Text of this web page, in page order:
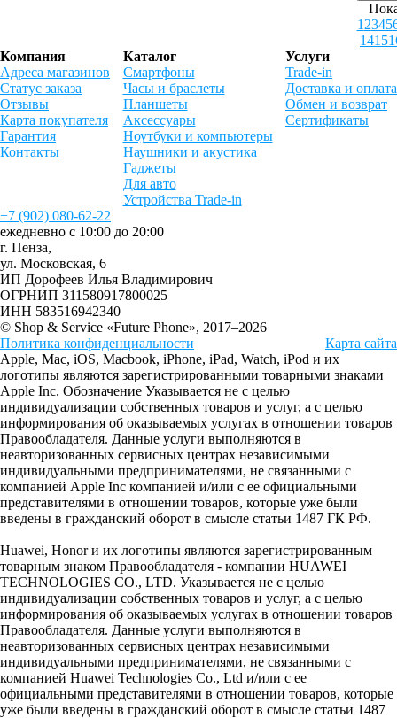
1 2345
1415
Компания
Адреса магазинов
Статус заказа
Отзывы
Карта покупателя
Гарантия
Контакты
Каталог
Смартфоны
Часы и браслеты
Планшеты
Аксессуары
Ноутбуки и компьютеры
Наушники и акустика
Гаджеты
Для авто
Устройства Trade-in
Услуги
Trade-in
Доставка и оплата
Обмен и возврат
Сертификаты
+7 (902) 080-62-22
ежедневно с 10:00 до 20:00
г. Пенза,
ул. Московская, 6
ИП Дорофеев Илья Владимирович
ОГРНИП 311580917800025
ИНН 583516942340
© Shop & Service «Future Phone», 2017–2026
Политика конфиденциальности
Карта сайта
Apple, Mac, iOS, Macbook, iPhone, iPad, Watch, iPod и их
логотипы являются зарегистрированными товарными знаками
Apple Inc. Обозначение Указывается не с целью
индивидуализации собственных товаров и услуг, а с целью
информирования об оказываемых услугах в отношении товаров
Правообладателя. Данные услуги выполняются в
неавторизованных сервисных центрах независимыми
индивидуальными предпринимателями, не связанными с
компанией Apple Inc компанией и/или с ее официальными
представителями в отношении товаров, которые уже были
введены в гражданский оборот в смысле статьи 1487 ГК РФ.
Huawei, Honor и их логотипы являются зарегистрированным
товарным знаком Правообладателя - компании HUAWEI
TECHNOLOGIES CO., LTD. Указывается не с целью
индивидуализации собственных товаров и услуг, а с целью
информирования об оказываемых услугах в отношении товаров
Правообладателя. Данные услуги выполняются в
неавторизованных сервисных центрах независимыми
индивидуальными предпринимателями, не связанными с
компанией Huawei Technologies Co., Ltd и/или с ее
официальными представителями в отношении товаров, которые
уже были введены в гражданский оборот в смысле статьи 1487